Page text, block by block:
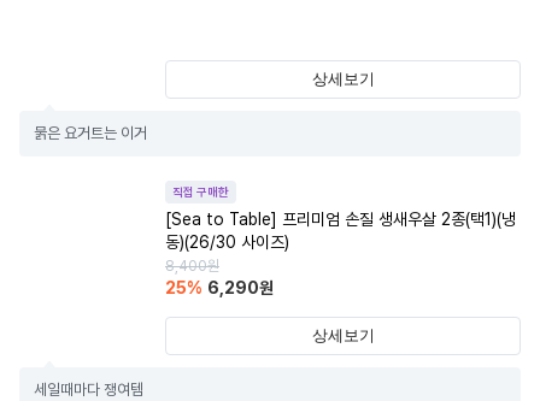
상세보기
묽은 요거트는 이거
직접 구매한
[Sea to Table] 프리미엄 손질 생새우살 2종(택1)(냉
동)(26/30 사이즈)
8,400원
25% 6,290원
상세보기
세일때마다 쟁여템